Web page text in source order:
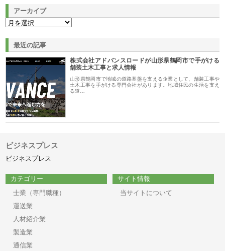
アーカイブ
最近の記事
株式会社アドバンスロードが山形県鶴岡市で手がける
舗装土木工事と求人情報
山形県鶴岡市で地域の道路基盤を支える企業として、舗装工事や
土木工事を手がける専門会社があります。地域住民の生活を支え
る道…
ビジネスプレス
ビジネスプレス
カテゴリー
士業（専門職種）
運送業
人材紹介業
製造業
通信業
サイト情報
当サイトについて